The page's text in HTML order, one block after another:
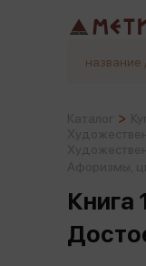
Книга